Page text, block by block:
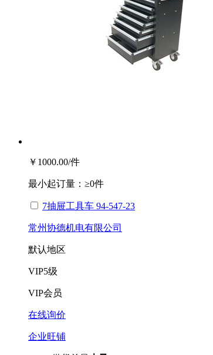
￥1000.00/件
最小起订量： ≥0件
7抽屉工具车 94-547-23
常州协德机电有限公司
默认地区
VIP5级
VIP会员
在线询价
企业旺铺